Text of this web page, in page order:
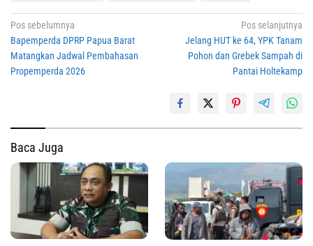
Navigasi
pos
Pos sebelumnya
Bapemperda DPRP Papua Barat
Matangkan Jadwal Pembahasan
Propemperda 2026
Pos selanjutnya
Jelang HUT ke 64, YPK Tanam
Pohon dan Grebek Sampah di
Pantai Holtekamp
Baca Juga